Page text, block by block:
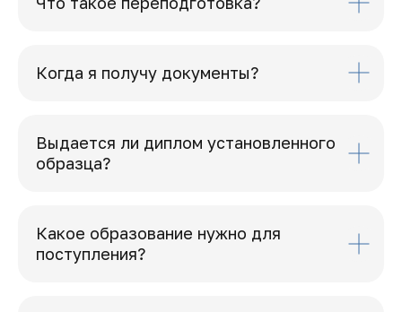
Когда я получу документы?
Выдается ли диплом установленного
образца?
Какое образование нужно для
поступления?